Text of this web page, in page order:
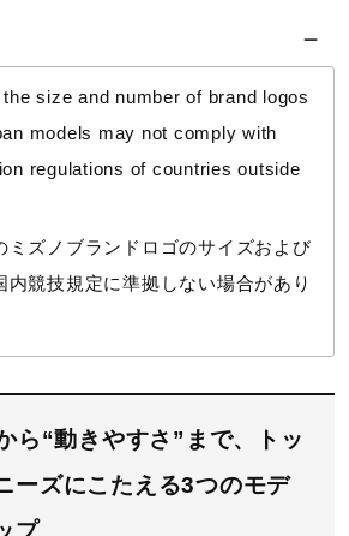
グスからお尻にかけての筋肉をサポ
少ないフラットな姿勢をキープする
に軽減します。
イン】
後部)部の生地配分、水泳中の水の
ィングパターン、シームなどに独自
持を図ります。
size and number of brand logos
models may not comply with
regulations of countries outside
ミズノブランドロゴのサイズおよび
内競技規定に準拠しない場合があり
ら“動きやすさ”まで、トッ
ーズにこたえる3つのモデ
プ